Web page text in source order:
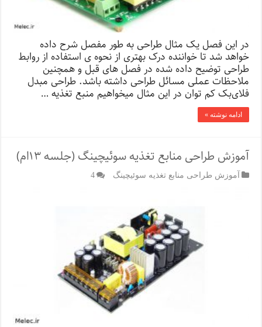
در این فصل یک مثال طراحی به طور مفصل شرح داده
خواهد شد تا خواننده درک بهتری از نحوه ی استفاده از روابط
طراحی توضیح داده شده در فصل های قبل و همچنین
ملاحظات عملی مسائل طراحی داشته باشد. طراحی مبدل
فلای‌بک کم توان در این مثال میخواهیم منبع تغذیه …
ادامه نوشته »
آموزش طراحی منابع تغذیه سوئیچینگ (جلسه ۱۳ام)
آموزش طراحی منابع تغذیه سوئیچینگ 4